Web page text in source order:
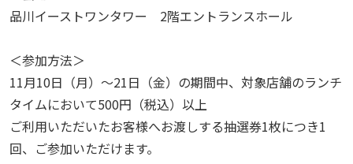
品川イーストワンタワー 2階エントランスホール
＜参加方法＞
11月10日（月）～21日（金）の期間中、対象店舗のランチ
タイムにおいて500円（税込）以上
ご利用いただいたお客様へお渡しする抽選券1枚につき1
回、ご参加いただけます。